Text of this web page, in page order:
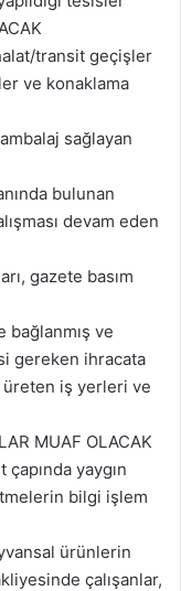
transit geçişler
ve konaklama
sağlayan
bulunan
devam eden
gazete basım
bağlanmış ve
gereken ihracata
iş yerleri ve
MUAF OLACAK
yaygın
bilgi işlem
ürünlerin
çalışanlar,